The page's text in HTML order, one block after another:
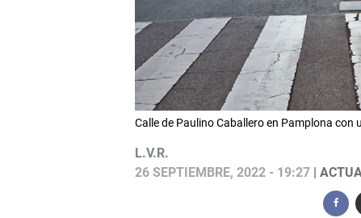
Calle de Paulino Caballero en Pamplona con
L.V.R.
26 SEPTIEMBRE, 2022 - 19:27|